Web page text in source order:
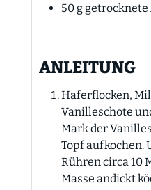
50ggetrocknete
ANLEITUNG
Haferflocken,
Vanilleschote
Mark der
Topf aufkochen.
Rühren circa 10
Masse andickt